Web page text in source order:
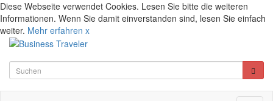
Diese Webseite verwendet Cookies. Lesen Sie bitte die weiteren
Informationen. Wenn Sie damit einverstanden sind, lesen Sie einfach
weiter. Mehr erfahren x